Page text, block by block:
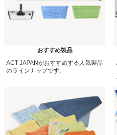
おすすめ製品
ACT JAPANがおすすめする人気製品
のラインナップです。